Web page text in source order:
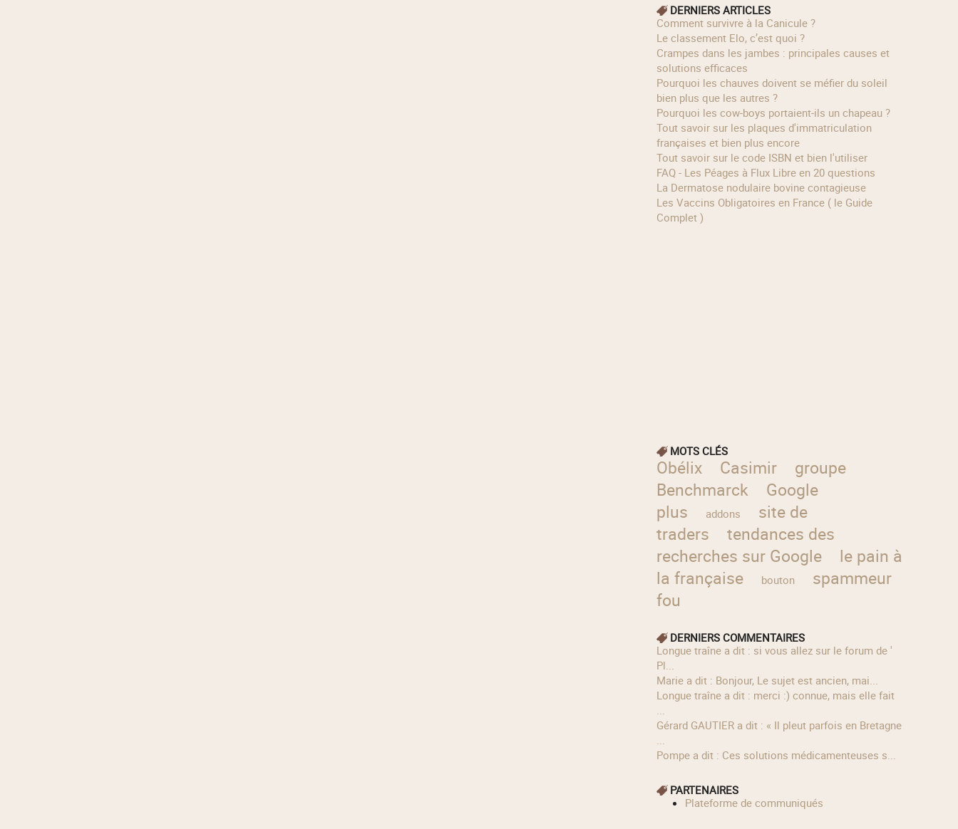
DERNIERS ARTICLES
Comment survivre à la Canicule ?
Le classement Elo, c’est quoi ?
Crampes dans les jambes : principales causes et
solutions efficaces
Pourquoi les chauves doivent se méfier du soleil
bien plus que les autres ?
Pourquoi les cow‑boys portaient‑ils un chapeau ?
Tout savoir sur les plaques d'immatriculation
françaises et bien plus encore
Tout savoir sur le code ISBN et bien l'utiliser
FAQ - Les Péages à Flux Libre en 20 questions
La Dermatose nodulaire bovine contagieuse
Les Vaccins Obligatoires en France ( le Guide
Complet )
MOTS CLÉS
Obélix Casimir
groupe
Benchmarck
Google
plus
addons
site de
traders
tendances des
recherches sur Google
le pain à
la française
bouton
spammeur
fou
DERNIERS COMMENTAIRES
longue traîne a dit : si vous allez sur le forum de '
Pl...
Marie a dit : Bonjour, Le sujet est ancien, mai...
longue traîne a dit : merci :) connue, mais elle fait
...
Gérard GAUTIER a dit : « Il pleut parfois en Bretagne
...
Pompe a dit : Ces solutions médicamenteuses s...
PARTENAIRES
Plateforme de communiqués